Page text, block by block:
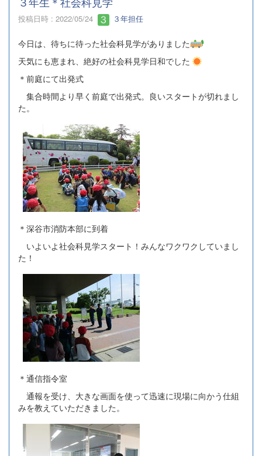
投稿日時 : 2022/05/24 ３年担任
今日は、待ちに待った社会科見学がありました
天気にも恵まれ、絶好の社会科見学日和でした
＊前庭にて出発式
集合時間より早く前庭で出発式。良いスタートが切れまし
た。
＊深谷市消防本部に到着
いよいよ社会科見学スタート！みんなワクワクしていまし
た！
＊通信指令室
通報を受け、大きな画面を使って迅速に現場に向かう仕組
みを教えていただきました。